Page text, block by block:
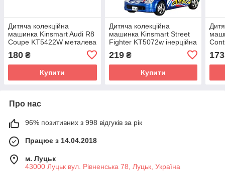
Дитяча колекційна
машинка Kinsmart Audi R8
Coupe KT5422W металева
двері іграшка
180 ₴
Купити
Дитяча колекційна
машинка Kinsmart Street
Fighter KT5072w інерційна
відчиняються двері
іграшка
219₴
Купити
173
Про нас
96% позитивних з 998 відгуків за рік
Працює з 14.04.2018
м. Луцьк
43000 Луцьк вул. Рівненська 78, Луцьк, Україна